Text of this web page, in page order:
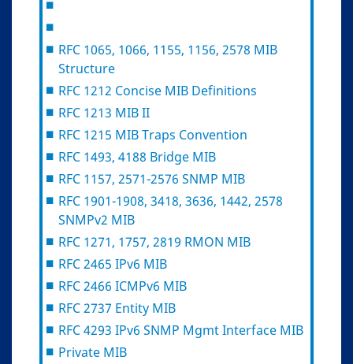
RFC 1065, 1066, 1155, 1156, 2578 MIB
Structure
RFC 1212 Concise MIB Definitions
RFC 1213 MIB II
RFC 1215 MIB Traps Convention
RFC 1493, 4188 Bridge MIB
RFC 1157, 2571-2576 SNMP MIB
RFC 1901-1908, 3418, 3636, 1442, 2578
SNMPv2 MIB
RFC 1271, 1757, 2819 RMON MIB
RFC 2465 IPv6 MIB
RFC 2466 ICMPv6 MIB
RFC 2737 Entity MIB
RFC 4293 IPv6 SNMP Mgmt Interface MIB
Private MIB